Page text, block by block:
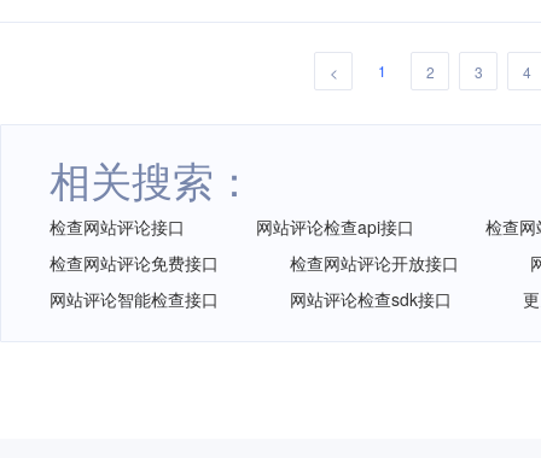
< 1 2 3 4
相关搜索：
检查网站评论接口 网站评论检查api接口
检查
检查网站评论免费接口
检查网站评论开放接口
网站评论智能检查接口
网站评论检查sdk接口